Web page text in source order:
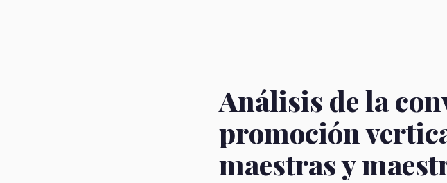
Análisis de la
promoción
maestras y